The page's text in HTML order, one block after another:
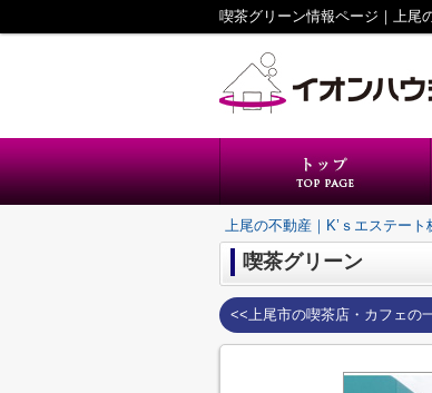
上尾の不動産｜K’ｓエステー
喫茶グリーン
<<上尾市の喫茶店・カフェの